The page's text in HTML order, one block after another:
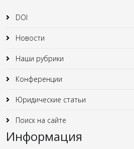
DOI
Новости
Наши рубрики
Конференции
Юридические статьи
Поиск на сайте
Информация